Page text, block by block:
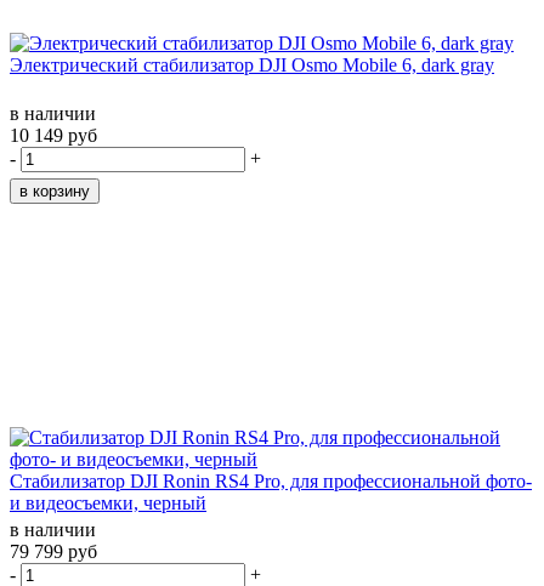
Электрический стабилизатор DJI Osmo Mobile 6, dark gray
в наличии
10 149 руб
-
+
Стабилизатор DJI Ronin RS4 Pro, для профессиональной фото-
и видеосъемки, черный
в наличии
79 799 руб
-
+